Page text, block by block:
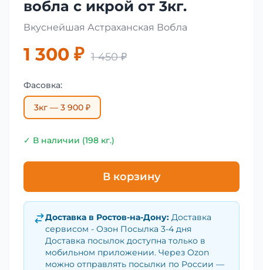
вобла с икрой от 3кг.
Вкуснейшая Астраханская Вобла
1 300 ₽ 1 450 ₽
Фасовка:
3кг — 3 900 ₽
✓ В наличии (198 кг.)
В корзину
Доставка в Ростов-на-Дону: Доставка
сервисом - Озон Посылка 3-4 дня
Доставка посылок доступна только в
мобильном приложении. Через Ozon
можно отправлять посылки по России —